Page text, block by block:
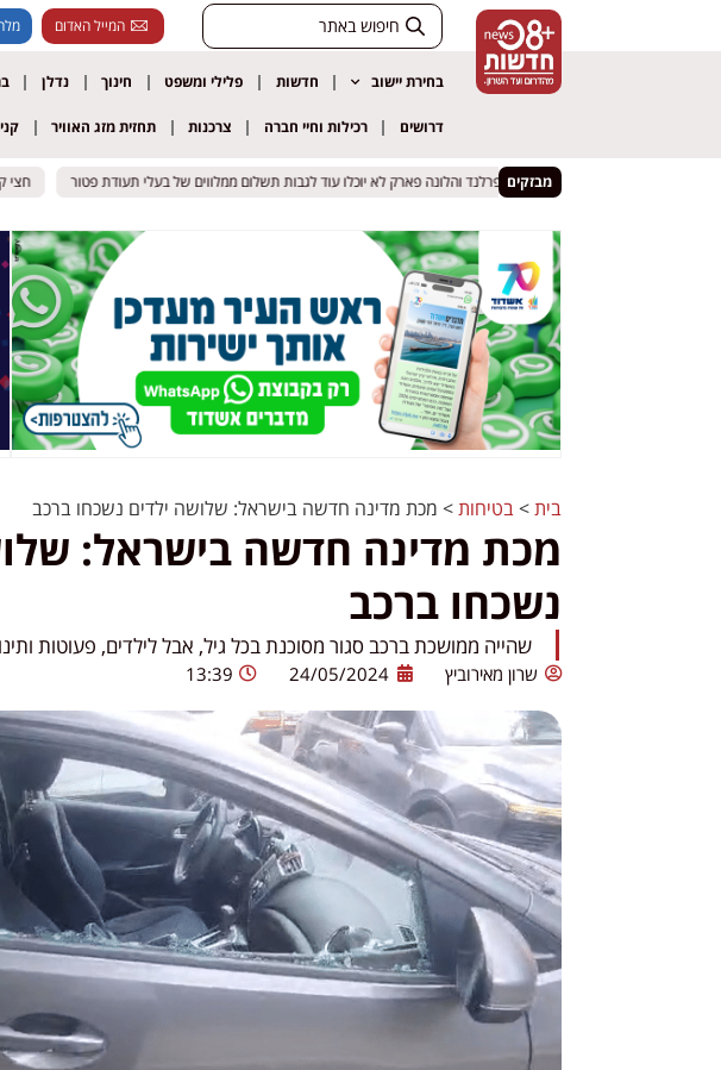
המייל האדום
בחירת יישוב חדשות פלילי ומשפט חינוך נדלן
דרושים רכילות וחיי חברה צרכנות תחזית מזג האוויר
מבזקים
בית המשפט הכריע: הסופרלנד והלונה פארק לא יוכלו עוד לגבות תשלום ממלווים של בעלי תעודת פטור חצי בית המשפט הכריע: הסופרלנד והלונה פארק לא יוכלו עוד לגבות תשלום ממלווים של בעלי תעודת פטור חצי
בית>בטיחות> מכת מדינה חדשה בישראל: שלושה ילדים נשכחו ברכב
מכת מדינה חדשה בישראל:
נשכחו ברכב
שהייה ממושכת ברכב סגור מסוכנת בכל גיל, אבל לילדים, פעוטות
שרון מאירוביץ 24/05/2024
13:39